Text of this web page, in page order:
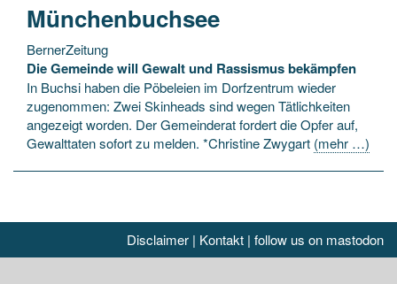
Münchenbuchsee
BernerZeitung
Die Gemeinde will Gewalt und Rassismus bekämpfen
In Buchsi haben die Pöbeleien im Dorfzentrum wieder
zugenommen: Zwei Skinheads sind wegen Tätlichkeiten
angezeigt worden. Der Gemeinderat fordert die Opfer auf,
Gewalttaten sofort zu melden. *Christine Zwygart (mehr …)
Disclaimer | Kontakt | follow us on mastodon